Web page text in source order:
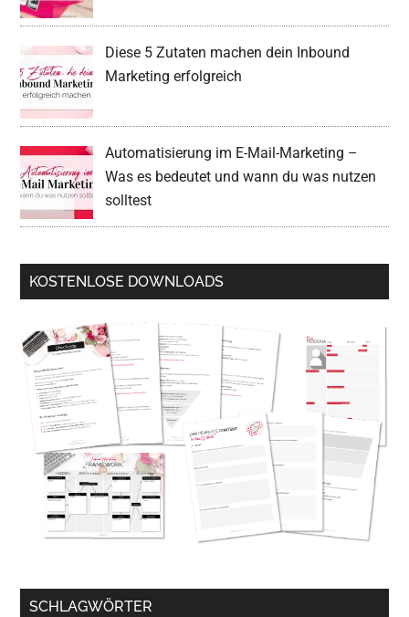
Diese 5 Zutaten machen dein Inbound
Marketing erfolgreich
Automatisierung im E-Mail-Marketing –
Was es bedeutet und wann du was nutzen
solltest
KOSTENLOSE DOWNLOADS
SCHLAGWÖRTER